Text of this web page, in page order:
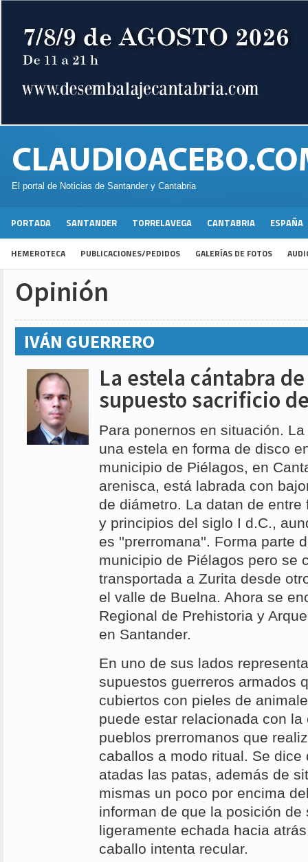
El portal de Noticias de Santander y Cantabria
PORTADA SANTANDER TORRELAVEGA CANTABRIA ESPAÑA
HEMEROTECA PUBLICACIONES/PEDIDOS GALERÍAS DE FOTOS
Opinión
IVÁN GUERRERO
La estela cántabra
supuesto sacrificio
Para ponernos en situación.
una estela en forma de disco
municipio de Piélagos, en
arenisca, está labrada con
de diámetro. La datan de
y principios del siglo I d.C.,
es ''prerromana''. Forma parte
municipio de Piélagos pero se
transportada a Zurita desde
el valle de Buelna. Ahora se
Regional de Prehistoria y
en Santander.
En uno de sus lados
supuestos guerreros armados
cubiertos con pieles de
puede estar relacionada con
pueblos prerromanos que
caballos a modo ritual. Se
atadas las patas, además de
mismas un poco por encima
informan de que la posición
ligeramente echada hacia
caballo intenta recular.